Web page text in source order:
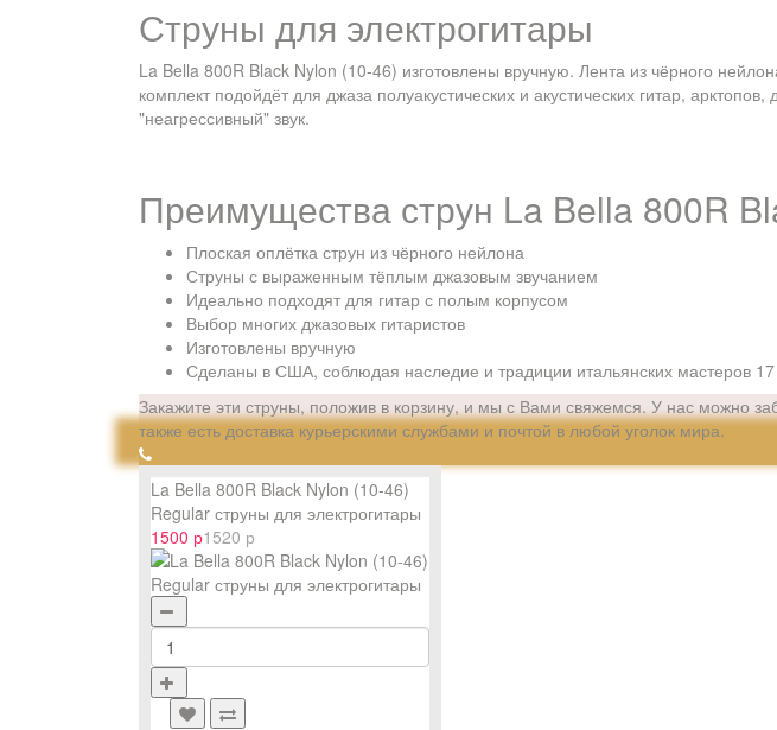
Струны для электрогитары
La Bella 800R Black Nylon (10-46) изготовлены вручную. Лента из чёрного
комплект подойдёт для джаза полуакустических и акустических гитар,
"неагрессивный" звук.
Преимущества струн La Bella 800R
Плоская оплётка струн из чёрного нейлона
Струны с выраженным тёплым джазовым звучанием
Идеально подходят для гитар с полым корпусом
Выбор многих джазовых гитаристов
Изготовлены вручную
Сделаны в США, соблюдая наследие и традиции итальянских мастеров 17
Закажите эти струны, положив в корзину, и мы с Вами свяжемся. У нас можно
также есть доставка курьерскими службами и почтой в любой уголок мира.
La Bella 800R Black Nylon (10-46)
Regular струны для электрогитары
1500 р1520 р